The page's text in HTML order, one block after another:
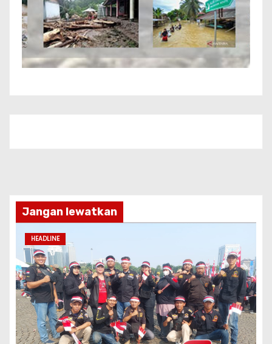
Jangan lewatkan
HEADLINE